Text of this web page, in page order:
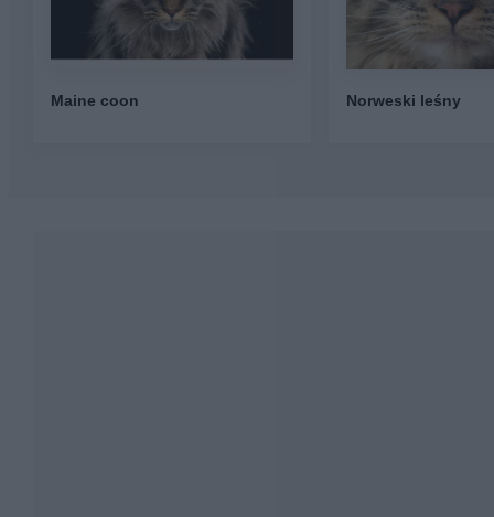
Maine coon Norweski leśny